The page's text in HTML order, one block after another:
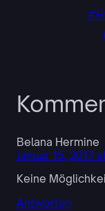
Belana Hermine
Januar 15, 2017
Keine
Antworten